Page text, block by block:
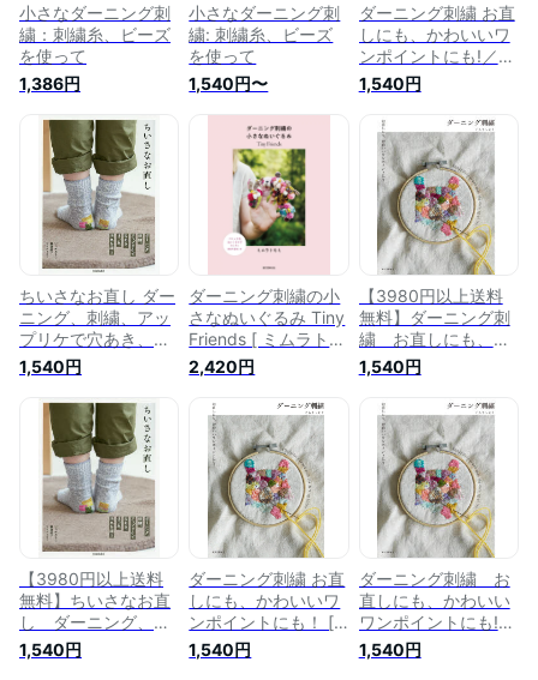
小さなダーニング刺
繍：刺繍糸、ビーズ
を使って
1,386円
小さなダーニング刺
繍: 刺繍糸、ビーズ
を使って
1,540円〜
ダーニング刺繍 お直
しにも、かわいいワ
ンポイントにも!／ミ
ムラトモミ【1000円
以上送料無料】
1,540円
ちいさなお直し ダー
ニング、刺繍、アッ
プリケで穴あき、ほ
つれ、汚れを繕う／
いわせあさこ／鯉渕
直子／ミムラトモミ
【1000円以上送料無
料】
1,540円
ダーニング刺繍の小
さなぬいぐるみ Tiny
Friends [ ミムラトモ
ミ ]
2,420円
【3980円以上送料
無料】ダーニング刺
繍 お直しにも、か
わいいワンポイント
にも！／ミムラトモ
ミ／著
1,540円
【3980円以上送料
無料】ちいさなお直
し ダーニング、刺
繍、アップリケで穴
あき、ほつれ、汚れ
1,540円
ダーニング刺繍 お直
しにも、かわいいワ
ンポイントにも！ [
ミムラトモミ ]
1,540円
ダーニング刺繍 お
直しにも、かわいい
ワンポイントにも!
ミムラトモミ/著
1,540円